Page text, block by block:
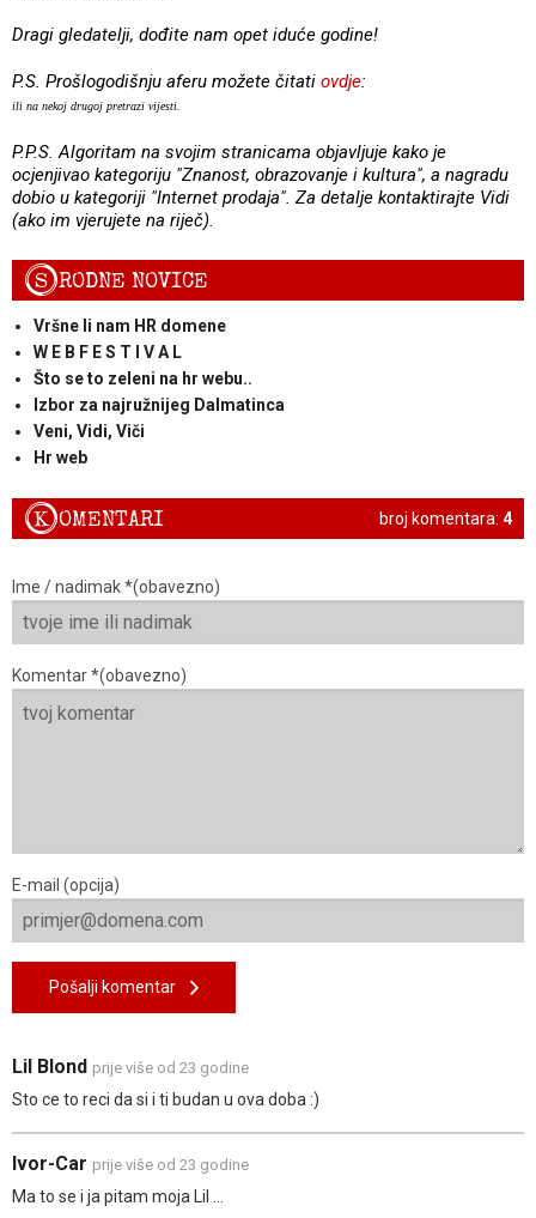
Dragi gledatelji, dođite nam opet iduće godine!
P.S. Prošlogodišnju aferu možete čitati ovdje:
ili na nekoj drugoj pretrazi vijesti.
P.P.S. Algoritam na svojim stranicama objavljuje kako je
ocjenjivao kategoriju "Znanost, obrazovanje i kultura", a nagradu
dobio u kategoriji "Internet prodaja". Za detalje kontaktirajte Vidi
(ako im vjerujete na riječ).
SRODNE NOVICE
Vršne li nam HR domene
W E B F E S T I V A L
Što se to zeleni na hr webu..
Izbor za najružnijeg Dalmatinca
Veni, Vidi, Viči
Hr web
broj komentara: 4
KOMENTARI
Ime / nadimak *(obavezno)
Komentar *(obavezno)
E-mail (opcija)
Pošalji komentar
Lil Blond prije više od 23 godine
Sto ce to reci da si i ti budan u ova doba :)
Ivor-Car prije više od 23 godine
Ma to se i ja pitam moja Lil ...